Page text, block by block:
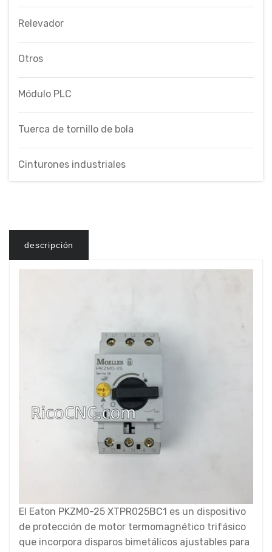
Relevador
Otros
Módulo PLC
Tuerca de tornillo de bola
Cinturones industriales
descripción
El Eaton PKZM0-25 XTPR025BC1 es un dispositivo
de protección de motor termomagnético trifásico
que incorpora disparos bimetálicos ajustables para